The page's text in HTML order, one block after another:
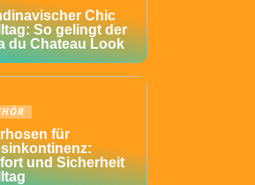
Chic
So gelingt der
du Chateau Look
für
und Sicherheit